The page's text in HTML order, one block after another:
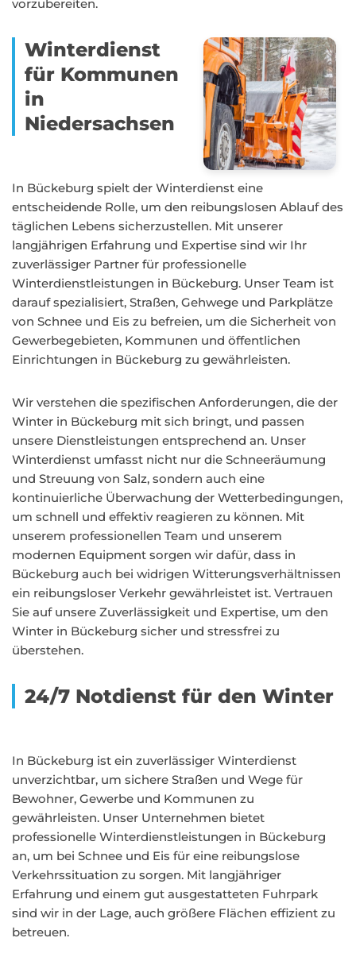
vorzubereiten.
Winterdienst
für Kommunen
in
Niedersachsen
In Bückeburg spielt der Winterdienst eine
entscheidende Rolle, um den reibungslosen Ablauf des
täglichen Lebens sicherzustellen. Mit unserer
langjährigen Erfahrung und Expertise sind wir Ihr
zuverlässiger Partner für professionelle
Winterdienstleistungen in Bückeburg. Unser Team ist
darauf spezialisiert, Straßen, Gehwege und Parkplätze
von Schnee und Eis zu befreien, um die Sicherheit von
Gewerbegebieten, Kommunen und öffentlichen
Einrichtungen in Bückeburg zu gewährleisten.
Wir verstehen die spezifischen Anforderungen, die der
Winter in Bückeburg mit sich bringt, und passen
unsere Dienstleistungen entsprechend an. Unser
Winterdienst umfasst nicht nur die Schneeräumung
und Streuung von Salz, sondern auch eine
kontinuierliche Überwachung der Wetterbedingungen,
um schnell und effektiv reagieren zu können. Mit
unserem professionellen Team und unserem
modernen Equipment sorgen wir dafür, dass in
Bückeburg auch bei widrigen Witterungsverhältnissen
ein reibungsloser Verkehr gewährleistet ist. Vertrauen
Sie auf unsere Zuverlässigkeit und Expertise, um den
Winter in Bückeburg sicher und stressfrei zu
überstehen.
24/7 Notdienst für den Winter
In Bückeburg ist ein zuverlässiger Winterdienst
unverzichtbar, um sichere Straßen und Wege für
Bewohner, Gewerbe und Kommunen zu
gewährleisten. Unser Unternehmen bietet
professionelle Winterdienstleistungen in Bückeburg
an, um bei Schnee und Eis für eine reibungslose
Verkehrssituation zu sorgen. Mit langjähriger
Erfahrung und einem gut ausgestatteten Fuhrpark
sind wir in der Lage, auch größere Flächen effizient zu
betreuen.